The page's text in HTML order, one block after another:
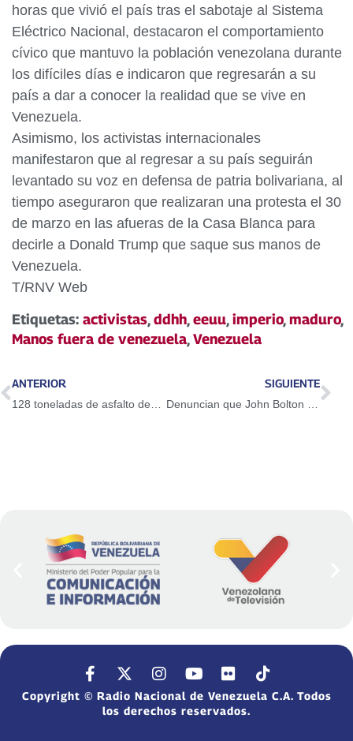
horas que vivió el país tras el sabotaje al Sistema
Eléctrico Nacional, destacaron el comportamiento
cívico que mantuvo la población venezolana durante
los difíciles días e indicaron que regresarán a su
país a dar a conocer la realidad que se vive en
Venezuela.
Asimismo, los activistas internacionales
manifestaron que al regresar a su país seguirán
levantado su voz en defensa de patria bolivariana, al
tiempo aseguraron que realizaran una protesta el 30
de marzo en las afueras de la Casa Blanca para
decirle a Donald Trump que saque sus manos de
Venezuela.
T/RNV Web
Etiquetas: activistas,ddhh,eeuu,imperio,maduro,
Manos fuera de venezuela,Venezuela
ANTERIOR
128 toneladas de asfalto destinadas para el municipio Maturín
SIGUIENTE
Denuncian que John Bolton dirigió sabotaje eléctrico en el país
Copyright © Radio Nacional de Venezuela C.A. Todos
los derechos reservados.